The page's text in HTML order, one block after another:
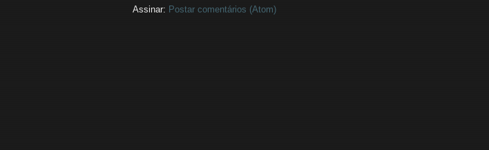
Assinar: Postar comentários (Atom)